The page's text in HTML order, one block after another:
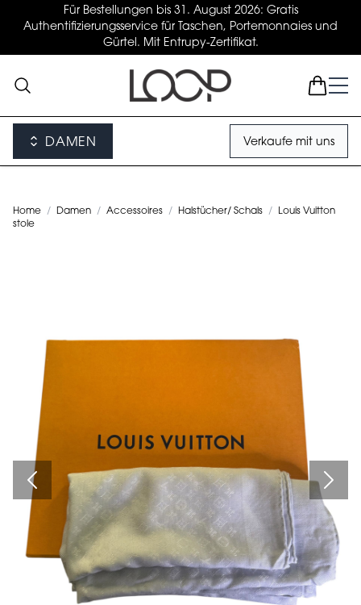
Für Bestellungen bis 31. August 2026: Gratis
Authentifizierungsservice für Taschen, Portemonnaies und
Gürtel. Mit Entrupy-Zertifikat.
DAMEN Verkaufe mit uns
Home / Damen / Accessoires / Halstücher/ Schals /
Louis Vuitton
stole